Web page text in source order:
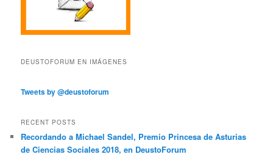
DEUSTOFORUM EN IMÁGENES
Tweets by @deustoforum
RECENT POSTS
Recordando a Michael Sandel, Premio Princesa de Asturias
de Ciencias Sociales 2018, en DeustoForum